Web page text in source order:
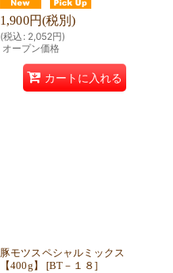
1,900円(税別)
(税込 : 2,052円)
オープン価格
カートに入れる
豚モツスペシャルミックス
【400g】
[BT－１８ ]